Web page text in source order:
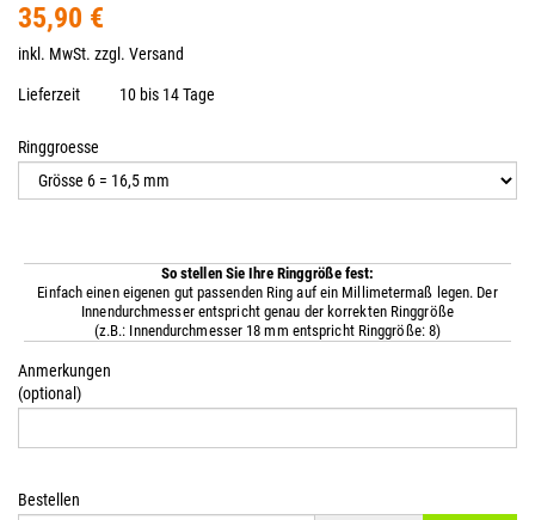
35,90 €
inkl. MwSt. zzgl. Versand
Lieferzeit 10 bis 14 Tage
Ringgroesse
So stellen Sie Ihre Ringgröße fest:
Einfach einen eigenen gut passenden Ring auf ein Millimetermaß legen. Der
Innendurchmesser entspricht genau der korrekten Ringgröße
(z.B.: Innendurchmesser 18 mm entspricht Ringgröße: 8)
Anmerkungen
(optional)
Bestellen